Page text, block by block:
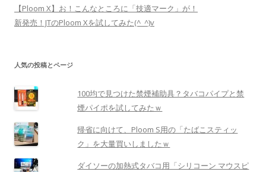
【Ploom X】お！こんなところに「技適マーク」が！
新発売！JTのPloom Xを試してみた(^_^)v
人気の投稿とページ
100均で見つけた禁煙補助具？タバコパイプと禁
煙パイポを試してみたｗ
帰省に向けて、Ploom S用の「たばこスティッ
ク」を大量買いしましたｗ
ダイソーの加熱式タバコ用「シリコーン マウスピ